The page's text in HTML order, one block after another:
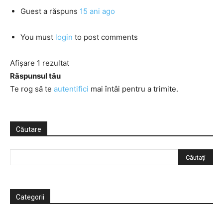
Guest a răspuns 15 ani ago
You must login to post comments
Afișare 1 rezultat
Răspunsul tău
Te rog să te autentifici mai întâi pentru a trimite.
Căutare
Categorii